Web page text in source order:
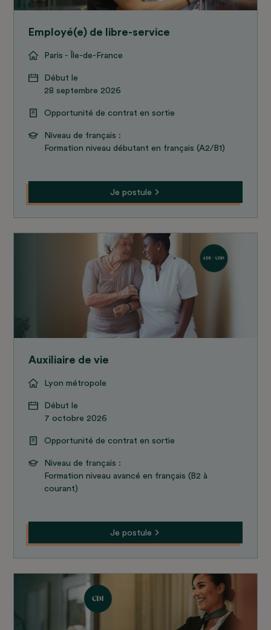
Employé(e) de libre-service
Paris - Île-de-France
Début le
28 septembre 2026
Opportunité de contrat en sortie
Niveau de français :
Formation niveau débutant en français (A2/B1)
Je postule
Auxiliaire de vie
Lyon métropole
Début le
7 octobre 2026
Opportunité de contrat en sortie
Niveau de français :
Formation niveau avancé en français (B2 à
courant)
Je postule